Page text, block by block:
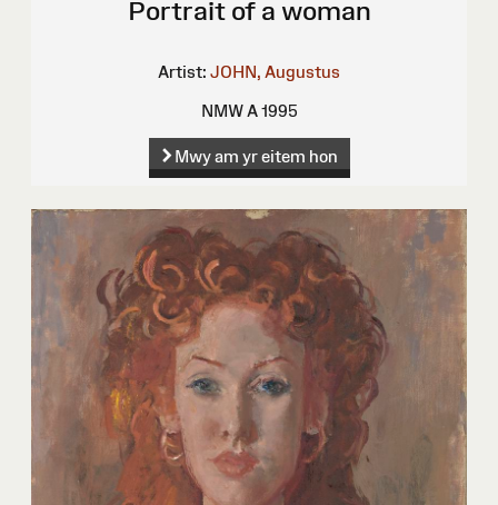
Portrait of a woman
Artist: JOHN, Augustus
NMW A 1995
Mwy am yr eitem hon